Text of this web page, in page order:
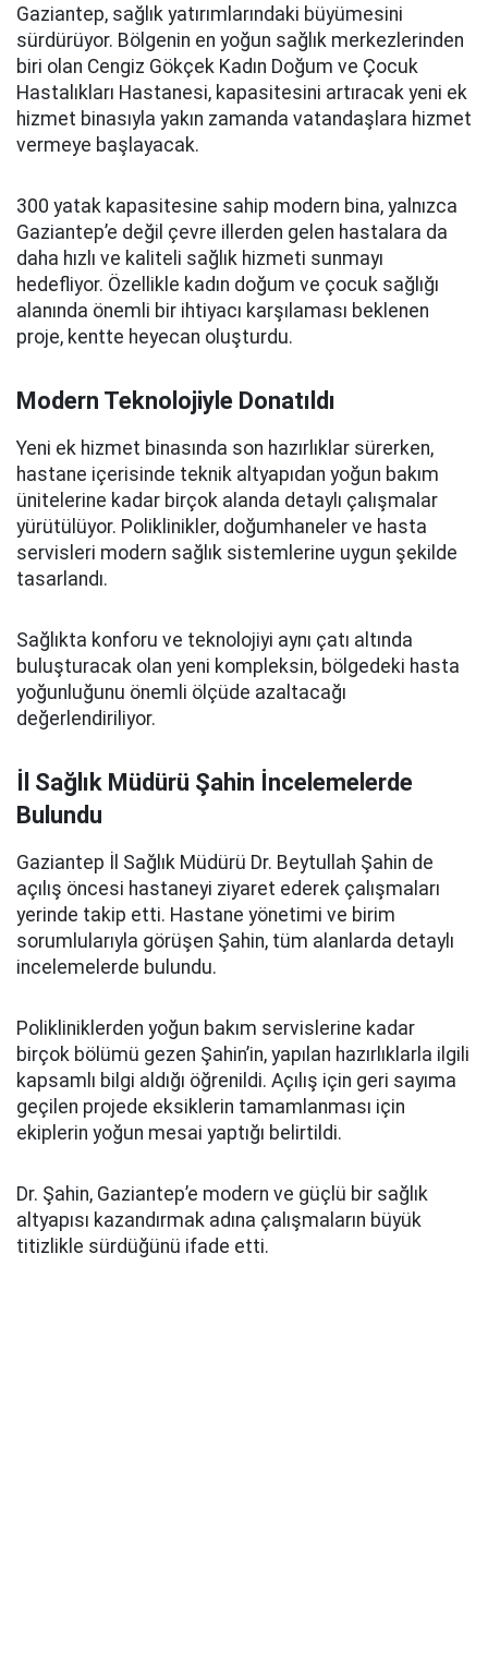
Gaziantep, sağlık yatırımlarındaki büyümesini
sürdürüyor. Bölgenin en yoğun sağlık merkezlerinden
biri olan Cengiz Gökçek Kadın Doğum ve Çocuk
Hastalıkları Hastanesi, kapasitesini artıracak yeni ek
hizmet binasıyla yakın zamanda vatandaşlara hizmet
vermeye başlayacak.
300 yatak kapasitesine sahip modern bina, yalnızca
Gaziantep’e değil çevre illerden gelen hastalara da
daha hızlı ve kaliteli sağlık hizmeti sunmayı
hedefliyor. Özellikle kadın doğum ve çocuk sağlığı
alanında önemli bir ihtiyacı karşılaması beklenen
proje, kentte heyecan oluşturdu.
Modern Teknolojiyle Donatıldı
Yeni ek hizmet binasında son hazırlıklar sürerken,
hastane içerisinde teknik altyapıdan yoğun bakım
ünitelerine kadar birçok alanda detaylı çalışmalar
yürütülüyor. Poliklinikler, doğumhaneler ve hasta
servisleri modern sağlık sistemlerine uygun şekilde
tasarlandı.
Sağlıkta konforu ve teknolojiyi aynı çatı altında
buluşturacak olan yeni kompleksin, bölgedeki hasta
yoğunluğunu önemli ölçüde azaltacağı
değerlendiriliyor.
İl Sağlık Müdürü Şahin İncelemelerde
Bulundu
Gaziantep İl Sağlık Müdürü Dr. Beytullah Şahin de
açılış öncesi hastaneyi ziyaret ederek çalışmaları
yerinde takip etti. Hastane yönetimi ve birim
sorumlularıyla görüşen Şahin, tüm alanlarda detaylı
incelemelerde bulundu.
Polikliniklerden yoğun bakım servislerine kadar
birçok bölümü gezen Şahin’in, yapılan hazırlıklarla ilgili
kapsamlı bilgi aldığı öğrenildi. Açılış için geri sayıma
geçilen projede eksiklerin tamamlanması için
ekiplerin yoğun mesai yaptığı belirtildi.
Dr. Şahin, Gaziantep’e modern ve güçlü bir sağlık
altyapısı kazandırmak adına çalışmaların büyük
titizlikle sürdüğünü ifade etti.